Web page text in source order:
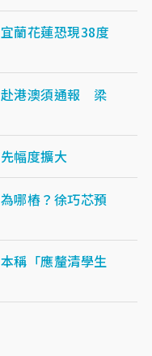
蘭花蓮恐現38度
赴港澳須通報 梁
幅度擴大
哪樁？徐巧芯預
稱「應釐清學生